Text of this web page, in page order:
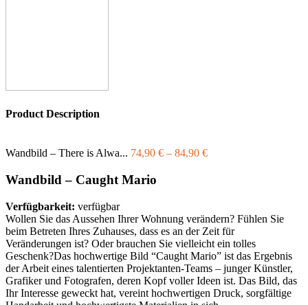
Product Description
Wandbild – There is Alwa... 74,90 € – 84,90 €
Wandbild – Caught Mario
Verfügbarkeit: verfügbar
Wollen Sie das Aussehen Ihrer Wohnung verändern? Fühlen Sie
beim Betreten Ihres Zuhauses, dass es an der Zeit für
Veränderungen ist? Oder brauchen Sie vielleicht ein tolles
Geschenk?Das hochwertige Bild “Caught Mario” ist das Ergebnis
der Arbeit eines talentierten Projektanten-Teams – junger Künstler,
Grafiker und Fotografen, deren Kopf voller Ideen ist. Das Bild, das
Ihr Interesse geweckt hat, vereint hochwertigen Druck, sorgfältige